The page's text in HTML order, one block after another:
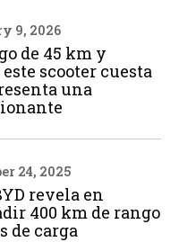
9, 2026
de 45 km y
scooter cuesta
una
24, 2025
revela en
400 km de rango
de carga